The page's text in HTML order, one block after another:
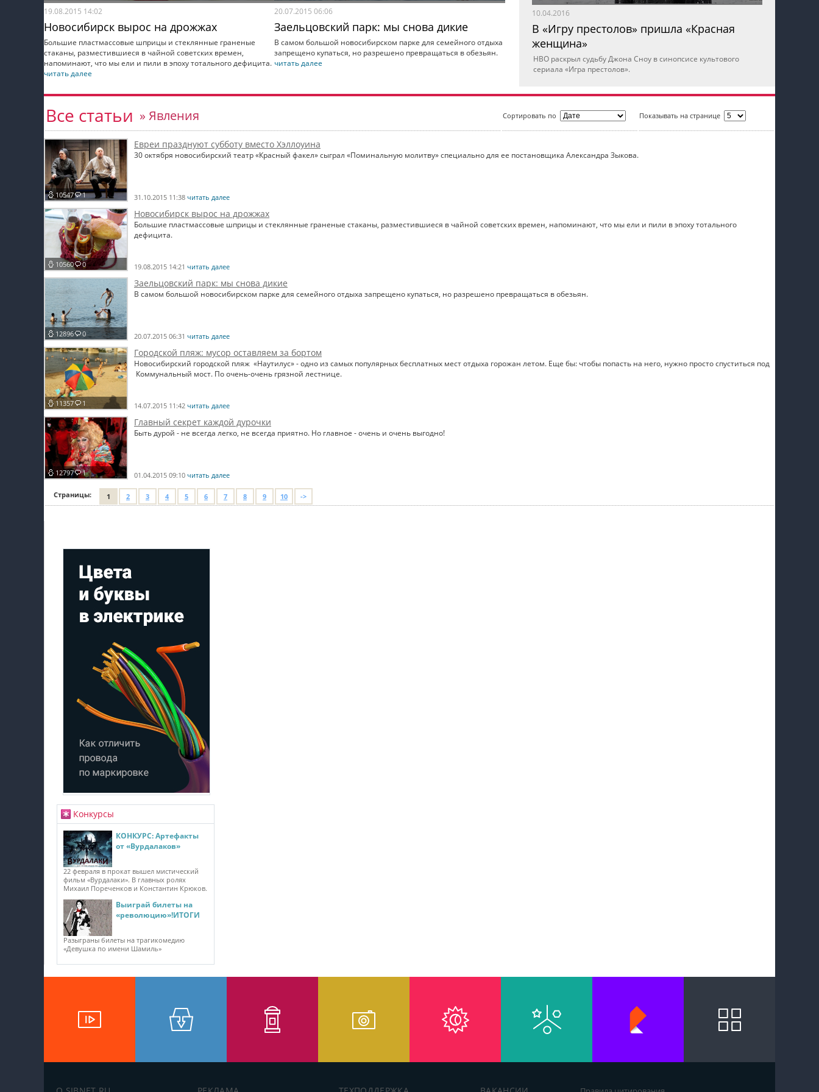
19.08.2015 14:02
Новосибирск вырос на дрожжах
Большие пластмассовые шприцы и стеклянные граненые
стаканы, разместившиеся в чайной советских времен,
напоминают, что мы ели и пили в эпоху тотального дефицита.
читать далее
20.07.2015 06:06
Заельцовский парк: мы снова дикие
В самом большой новосибирском парке для семейного отдыха
запрещено купаться, но разрешено превращаться в обезьян.
читать далее
10.04.2016
В «Игру престолов» пришла «Красная
женщина»
HBO раскрыл судьбу Джона Сноу в синопсисе культового
сериала «Игра престолов».
Все статьи » Явления Сортировать по Показывать на странице
10547 1
Евреи празднуют субботу вместо Хэллоуина
30 октября новосибирский театр «Красный факел» сыграл «Поминальную молитву» специально для ее постановщика Александра Зыкова.
31.10.2015 11:38 читать далее
10560 0
Новосибирск вырос на дрожжах
Большие пластмассовые шприцы и стеклянные граненые стаканы, разместившиеся в чайной советских времен, напоминают, что мы ели и пили в эпоху тотального
дефицита.
19.08.2015 14:21 читать далее
12896 0
Заельцовский парк: мы снова дикие
В самом большой новосибирском парке для семейного отдыха запрещено купаться, но разрешено превращаться в обезьян.
20.07.2015 06:31 читать далее
11357 1
Городской пляж: мусор оставляем за бортом
Новосибирский городской пляж «Наутилус» - одно из самых популярных бесплатных мест отдыха горожан летом. Еще бы: чтобы попасть на него, нужно просто спуститься под
Коммунальный мост. По очень-очень грязной лестнице.
14.07.2015 11:42 читать далее
12797 1
Главный секрет каждой дурочки
Быть дурой - не всегда легко, не всегда приятно. Но главное - очень и очень выгодно!
01.04.2015 09:10 читать далее
Страницы: 1 2 3 4 5 6 7 8 9 10 ->
Конкурсы
КОНКУРС: Артефакты
от «Вурдалаков»
22 февраля в прокат вышел мистический
фильм «Вурдалаки». В главных ролях
Михаил Пореченков и Константин Крюков.
Выиграй билеты на
«революцию»!ИТОГИ
Разыграны билеты на трагикомедию
«Девушка по имени Шамиль»